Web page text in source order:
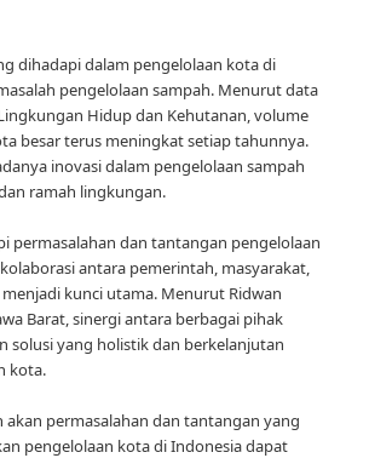
dihadapi dalam pengelolaan kota di
pengelolaan sampah. Menurut data
Hidup dan Kehutanan, volume
besar terus meningkat setiap tahunnya.
inovasi dalam pengelolaan sampah
ramah lingkungan.
permasalahan dan tantangan pengelolaan
antara pemerintah, masyarakat,
kunci utama. Menurut Ridwan
Barat, sinergi antara berbagai pihak
solusi yang holistik dan berkelanjutan
kota.
akan permasalahan dan tantangan yang
pengelolaan kota di Indonesia dapat